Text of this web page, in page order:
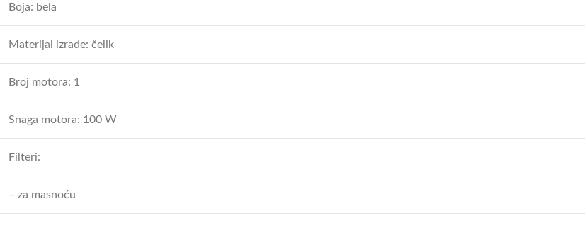
Boja: bela
Materijal izrade: čelik
Broj motora: 1
Snaga motora: 100 W
Filteri:
– za masnoću